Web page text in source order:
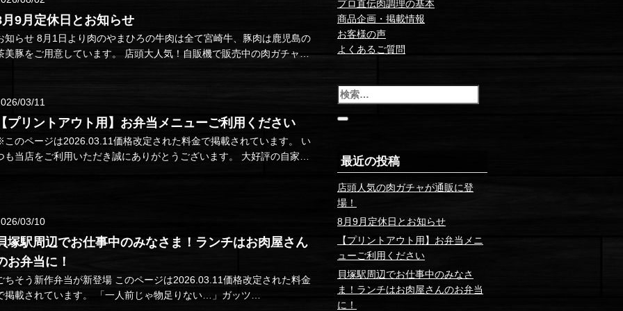
9月定休日とお知らせ
1日より肉のやまひろの牛肉は全て宮崎牛、豚肉は鹿児島の
豚をご用意しています。 店頭大人気！自販機で販売中の肉ガチャが
03/11
プリントアウト用】お弁当メニューご利用ください
のページは2026.03.11価格改定された料金で掲載されています。 い
も当店をご利用いただき誠にありがとうございます。 大好評の自家製
03/10
塚駅周辺でお仕事中のみなさま！ランチはお肉屋さん
お弁当に！
そう新作弁当が新登場 このページは2026.03.11価格改定された料金
で掲載されています。 「一人前じゃ物足りない…」ガッツ…
プロ直伝肉調理の基本
商品企画・掲載情報
お客様の声
よくあるご質問
最近の投稿
店頭人気の肉ガチャが通販に登
場！
8月9月定休日とお知らせ
【プリントアウト用】お弁当メニ
ューご利用ください
貝塚駅周辺でお仕事中のみなさ
ま！ランチはお肉屋さんのお弁当
に！